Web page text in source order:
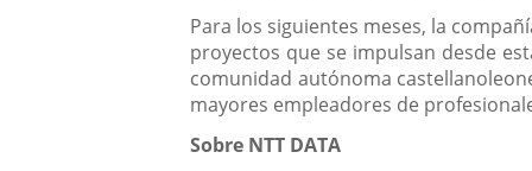
Para los siguientes meses, la
proyectos que se impulsan desde
comunidad autónoma
mayores empleadores de
Sobre NTT DATA